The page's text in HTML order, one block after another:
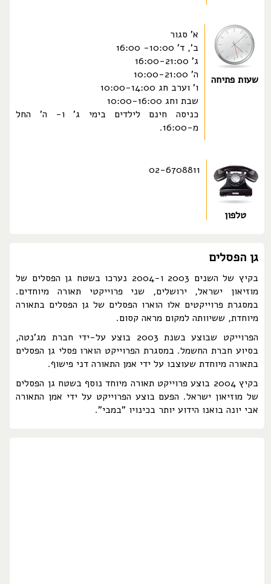
שעות פתיחה
א' סגור
ב', ד' 10:00- 16:00
ג' 16:00-21:00
ה' 10:00-21:00
ו' וערב חג 10:00-14:00
שבת וחג 10:00-16:00
כניסה חינם לילדים בימי ג' ו- ה' החל
מ-16:00.
טלפון
02-6708811
גן הפסלים
בקיץ של השנים 2003 ו-2004 נערכו בשטח גן הפסלים של
מוזיאון ישראל, ירושלים, שני פרוייקטי תאורה מיוחדים.
במסגרת פרוייקטים אלו הוארו הפסלים של גן הפסלים בתאורה
מיוחדת, ששיוותה למקום מראה קסום.
הפרוייקט שבוצע בשנת 2003 בוצע על-ידי חברת מג'נטה,
בסיוע חברת החשמל. במסגרת הפרוייקט הוארו פסלי גן הפסלים
בתאורה מיוחדת שעוצבו על ידי אמן התאורה דני פישוף.
בקיץ 2004 בוצע פרוייקט תאורה מיוחד נוסף בשטח גן הפסלים
של מוזיאון ישראל. הפעם בוצע הפרוייקט על ידי אמן התאורה
אבי יונה בואנו הידוע יותר בכינויו "במבי".